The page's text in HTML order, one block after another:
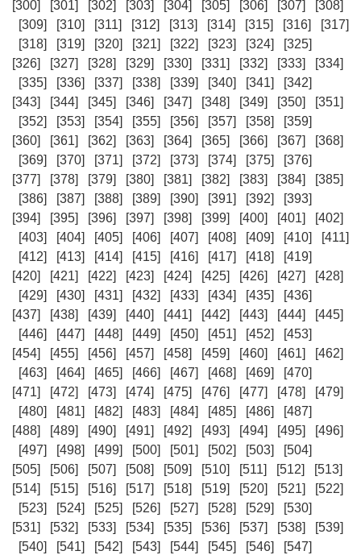
[300]
[301] [302] [303] [304] [305] [306] [307]
[308]
[309]
[310] [311] [312] [313] [314] [315] [316]
[317]
[318]
[319] [320] [321] [322] [323] [324]
[325]
[326]
[327] [328] [329] [330] [331] [332] [333]
[334]
[335]
[336] [337] [338] [339] [340] [341]
[342]
[343]
[344] [345] [346] [347] [348] [349] [350]
[351]
[352]
[353] [354] [355] [356] [357] [358]
[359]
[360]
[361] [362] [363] [364] [365] [366] [367]
[368]
[369]
[370] [371] [372] [373] [374] [375]
[376]
[377]
[378] [379] [380] [381] [382] [383] [384]
[385]
[386]
[387] [388] [389] [390] [391] [392]
[393]
[394]
[395] [396] [397] [398] [399] [400] [401]
[402]
[403]
[404] [405] [406] [407] [408] [409] [410]
[411]
[412]
[413] [414] [415] [416] [417] [418]
[419]
[420]
[421] [422] [423] [424] [425] [426] [427]
[428]
[429]
[430] [431] [432] [433] [434] [435]
[436]
[437]
[438] [439] [440] [441] [442] [443] [444]
[445]
[446]
[447] [448] [449] [450] [451] [452]
[453]
[454]
[455] [456] [457] [458] [459] [460] [461]
[462]
[463]
[464] [465] [466] [467] [468] [469]
[470]
[471]
[472] [473] [474] [475] [476] [477] [478]
[479]
[480]
[481] [482] [483] [484] [485] [486]
[487]
[488]
[489] [490] [491] [492] [493] [494] [495]
[496]
[497]
[498] [499] [500] [501] [502] [503]
[504]
[505]
[506] [507] [508] [509] [510] [511] [512]
[513]
[514]
[515] [516] [517] [518] [519] [520] [521]
[522]
[523]
[524] [525] [526] [527] [528] [529]
[530]
[531]
[532] [533] [534] [535] [536] [537] [538]
[539]
[540]
[541] [542] [543] [544] [545] [546]
[547]